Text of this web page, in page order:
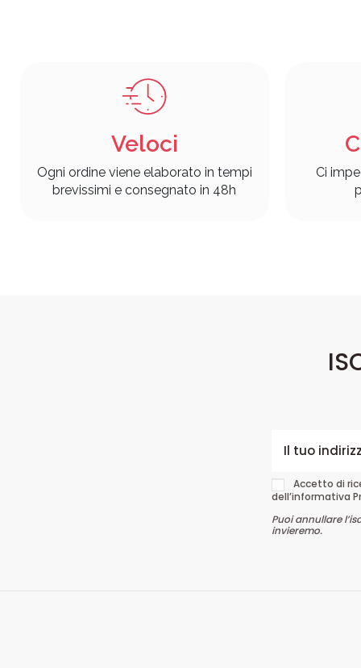
Veloci
Ogni ordine viene elaborato in tempi
brevissimi e consegnato in 48h
Ci
Accetto di
dell’informativa
Puoi annullare
invieremo.